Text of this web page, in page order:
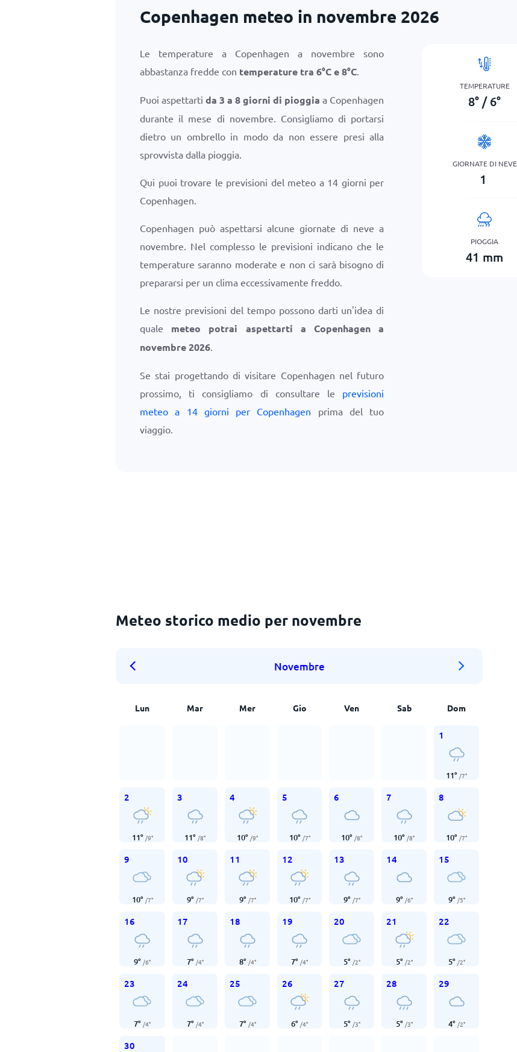
Copenhagen meteo in novembre 2026
Le temperature a Copenhagen a novembre sono
abbastanza fredde con temperature tra 6°Ce8°C.
Puoi aspettartida 3 a 8 giorni di pioggia a Copenhagen
durante il mese di novembre. Consigliamo di portarsi
dietro un ombrello in modo da non essere presi alla
sprovvista dalla pioggia.
Qui puoi trovare le previsioni del meteo a 14 giorni per
Copenhagen.
Copenhagen può aspettarsi alcune giornate di neve a
novembre. Nel complesso le previsioni indicano che le
temperature saranno moderate e non ci sarà bisogno di
prepararsi per un clima eccessivamente freddo.
Le nostre previsioni del tempo possono darti un'idea di
quale meteo potrai aspettarti a Copenhagen a
novembre 2026.
Se stai progettando di visitare Copenhagen nel futuro
prossimo, ti consigliamo di consultare le previsioni
meteo a 14 giorni per Copenhagen prima del tuo
viaggio.
TEMPERATURE
8° / 6°
GIORNATE DI NEVE
1
PIOGGIA
41 mm
Meteo storico medio per novembre
Novembre
Lun Mar Mer Gio Ven Sab Dom
1
11° /7°
2
11° /9°
3
11° /8°
4
10° /9°
5
10° /7°
6
10° /8°
7
10° /8°
8
10° /7°
9
10° /7°
10
9° /7°
11
9° /7°
12
10° /7°
13
9° /7°
14
9° /6°
15
9° /5°
16
9° /6°
17
7° /4°
18
8° /4°
19
7° /4°
20
5° /2°
21
5° /2°
22
5° /2°
23
7° /4°
24
7° /4°
25
7° /4°
26
6° /4°
27
5° /3°
28
5° /3°
29
4° /2°
30